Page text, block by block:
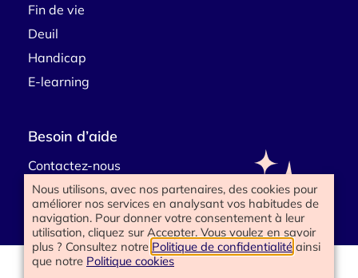
Fin de vie
Deuil
Handicap
E-learning
Besoin d’aide
Contactez-nous
www.happyend.life 2025
Nous utilisons, avec nos partenaires, des cookies pour
améliorer nos services en analysant vos habitudes de
navigation. Pour donner votre consentement à leur
utilisation, cliquez sur Accepter. Vous voulez en savoir
plus ? Consultez notre Politique de confidentialité ainsi
que notre Politique cookies